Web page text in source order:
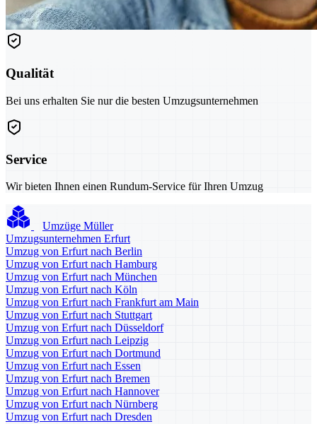
Qualität
Bei uns erhalten Sie nur die besten Umzugsunternehmen
Service
Wir bieten Ihnen einen Rundum-Service für Ihren Umzug
Umzüge Müller
Umzugsunternehmen Erfurt
Umzug von Erfurt nach Berlin
Umzug von Erfurt nach Hamburg
Umzug von Erfurt nach München
Umzug von Erfurt nach Köln
Umzug von Erfurt nach Frankfurt am Main
Umzug von Erfurt nach Stuttgart
Umzug von Erfurt nach Düsseldorf
Umzug von Erfurt nach Leipzig
Umzug von Erfurt nach Dortmund
Umzug von Erfurt nach Essen
Umzug von Erfurt nach Bremen
Umzug von Erfurt nach Hannover
Umzug von Erfurt nach Nürnberg
Umzug von Erfurt nach Dresden